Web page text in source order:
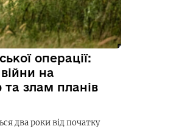
операції:
на
злам планів
два роки від початку